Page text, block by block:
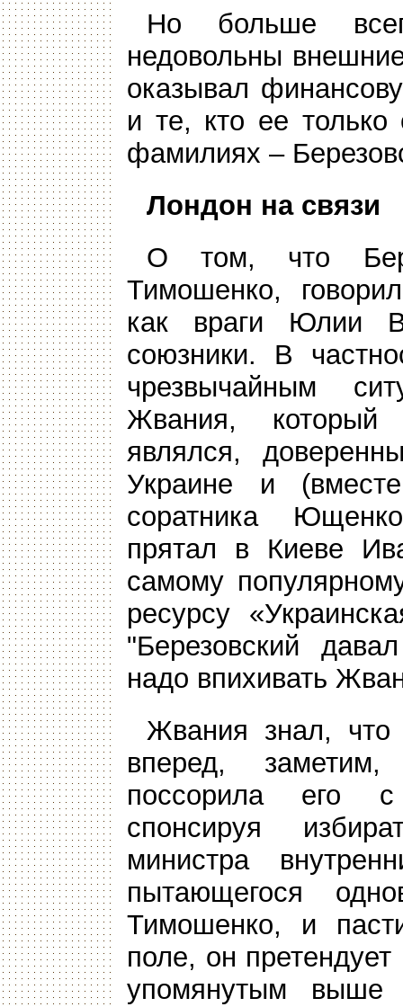
Но больше
недовольны
оказывал
и те, кто ее
фамилиях –
Лондон на связи
О том, что
Тимошенко,
как враги Юлии
союзники. В
чрезвычайным
Жвания, который
являлся,
Украине и
соратника
прятал в Киеве
самому
ресурсу
"Березовский
надо впихивать
Жвания знал, что
вперед,
поссорила его
спонсируя
министра
пытающегося
Тимошенко, и
поле, он
упомянутым выше